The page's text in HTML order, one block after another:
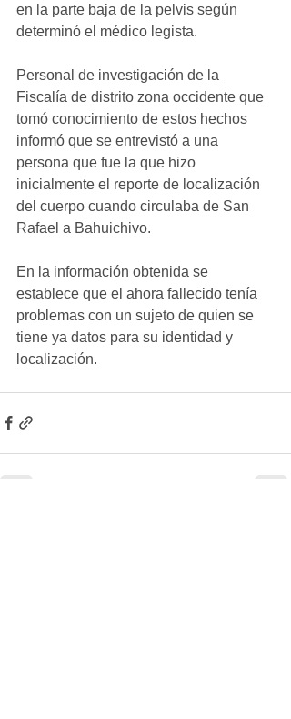
en la parte baja de la pelvis según
determinó el médico legista.
Personal de investigación de la
Fiscalía de distrito zona occidente que
tomó conocimiento de estos hechos
informó que se entrevistó a una
persona que fue la que hizo
inicialmente el reporte de localización
del cuerpo cuando circulaba de San
Rafael a Bahuichivo.
En la información obtenida se
establece que el ahora fallecido tenía
problemas con un sujeto de quien se
tiene ya datos para su identidad y
localización.